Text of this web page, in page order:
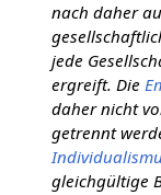
nach daher
jede
ergreift. Die
daher nicht
getrennt
gleichgültige